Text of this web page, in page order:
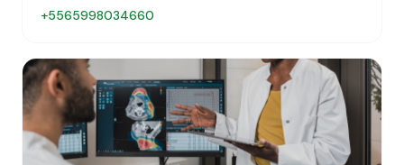
+5565998034660